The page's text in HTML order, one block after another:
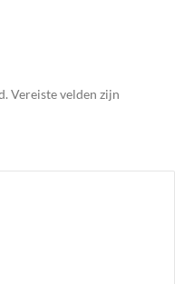
Vereiste velden zijn